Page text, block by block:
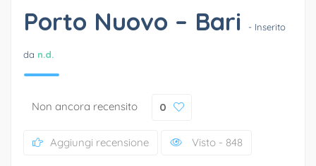
Porto Nuovo – Bari - Inserito
da n.d.
Non ancora recensito 0
Aggiungi recensione Visto - 848